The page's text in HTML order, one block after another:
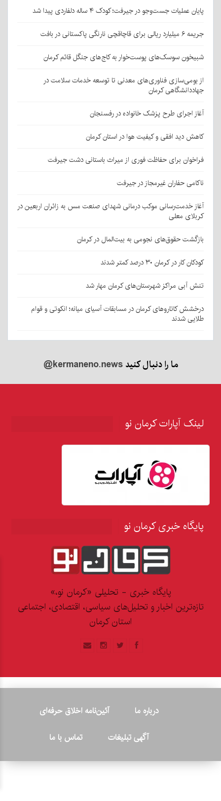
پایان عملیات جست‌وجو در جیرفت؛ کودک ۴ ساله دلفاردی پیدا شد
جریمه ۶ میلیارد ریالی برای قاچاقچی نارنگی پاکستانی در بافت
شبیخون سوسک‌های پوست‌خوار به کاج‌های جنگل قائم کرمان
از بومی‌سازی فناوری‌های معدنی تا توسعه خدمات سلامت در
جهاددانشگاهی کرمان
آغاز اجرای طرح پزشک خانواده در رفسنجان
کاهش دید افقی و کیفیت هوا در استان کرمان
فراخوان برای حفاظت فوری از میراث باستانی دشت جیرفت
ناکامی حفاران غیرمجاز در جیرفت
آغاز خدمت‌رسانی موکب درمانی شهدای صنعت مس به زائران اربعین در
کربلای معلی
بازگشت حقوق‌های نجومی به بیت‌المال در کرمان
کودکان کار در کرمان ۳۰ درصد کمتر شدند
تنش آبی مراکز شهرستان‌های کرمان مهار شد
درخشش کاتاروهای کرمان در مسابقات آسیای میانه؛ انکوتی و قوام
طلایی شدند
ما را دنبال کنید@kermaneno.news
لینک آپارات کرمان نو
پایگاه خبری کرمان نو
پایگاه خبری - تحلیلی «کرمان نو،»
تازه‌ترین اخبار و تحلیل‌های سیاسی، اقتصادی، اجتماعی
استان کرمان
درباره ما
آئین‌نامه اخلاق حرفه‌ای
آگهی تبلیغات
تماس با ما